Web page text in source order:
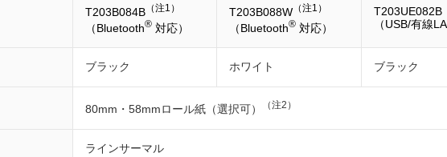
T203B084B （注1）
（Bluetooth® 対応）
T203B088W （注1）
（Bluetooth® 対応）
T203UE082B
（USB/有線
ブラック ホワイト ブラック
80mm・58mmロール紙（選択可） （注2）
ラインサーマル